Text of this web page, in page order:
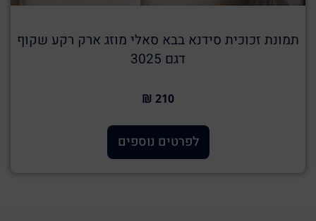
תמונת זכוכית סידנא בבא סאלי מוזג ארק רקע שקוף
דגם 3025
210 ₪
לפרטים נוספים